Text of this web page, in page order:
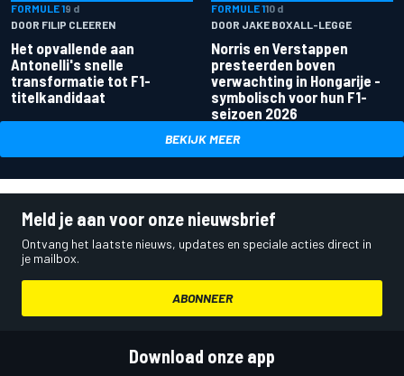
FORMULE 19 d
DOOR FILIP CLEEREN
Het opvallende aan
Antonelli's snelle
transformatie tot F1-
titelkandidaat
FORMULE 110 d
DOOR JAKE BOXALL-LEGGE
Norris en Verstappen
presteerden boven
verwachting in Hongarije -
symbolisch voor hun F1-
seizoen 2026
BEKIJK MEER
Meld je aan voor onze nieuwsbrief
Ontvang het laatste nieuws, updates en speciale acties direct in
je mailbox.
ABONNEER
Download onze app